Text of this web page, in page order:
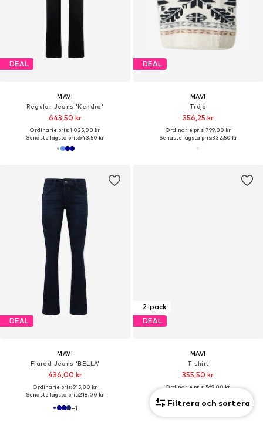
DEAL
MAVI
Regular Jeans 'Kendra'
643,50 kr
Ordinarie pris: 1 025,00 kr
Senaste lägsta pris:643,50 kr
DEAL
MAVI
Tröja
356,25 kr
Ordinarie pris: 799,00 kr
Senaste lägsta pris:332,50 kr
DEAL
MAVI
Flared Jeans 'BELLA'
436,00 kr
Ordinarie pris: 915,00 kr
Senaste lägsta pris:218,00 kr
+1
2-pack
DEAL
MAVI
T-shirt
355,50 kr
Ordinarie pris: 569,00 kr
Filtrera och sortera